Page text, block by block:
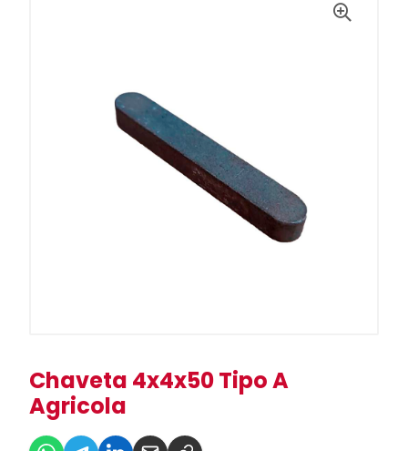
Chaveta 4x4x50 Tipo A
Agricola